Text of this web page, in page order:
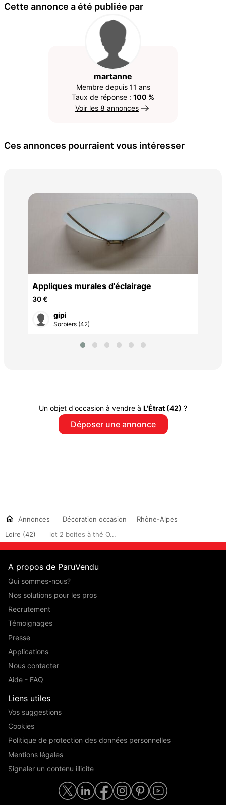
Cette annonce a été publiée par
martanne
Membre depuis 11 ans
Taux de réponse : 100 %
Voir les 8 annonces
Ces annonces pourraient vous intéresser
Appliques murales d'éclairage
30 €
gipi
Sorbiers (42)
Un objet d'occasion à vendre à L'Étrat (42) ?
Déposer une annonce
Annonces Décoration occasion
Rhône-Alpes
Loire (42)
lot 2 boites à thé O...
A propos de ParuVendu
Qui sommes-nous?
Nos solutions pour les pros
Recrutement
Témoignages
Presse
Applications
Nous contacter
Aide - FAQ
Liens utiles
Vos suggestions
Cookies
Politique de protection des données personnelles
Mentions légales
Signaler un contenu illicite